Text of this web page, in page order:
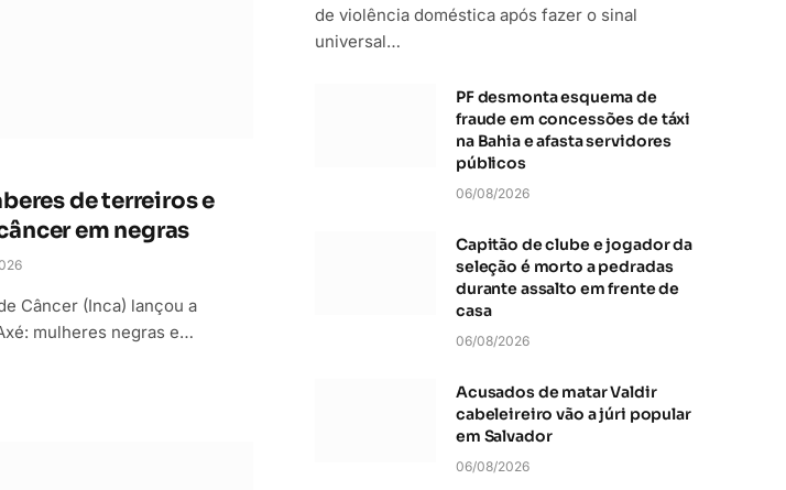
de terreiros e
em negras
Câncer (Inca) lançou a
mulheres negras e…
de violência doméstica após fazer o sinal
universal…
PF desmonta esquema de
fraude em concessões de táxi
na Bahia e afasta servidores
públicos
06/08/2026
Capitão de clube e jogador da
seleção é morto a pedradas
durante assalto em frente de
casa
06/08/2026
Acusados de matar Valdir
cabeleireiro vão a júri popular
em Salvador
06/08/2026